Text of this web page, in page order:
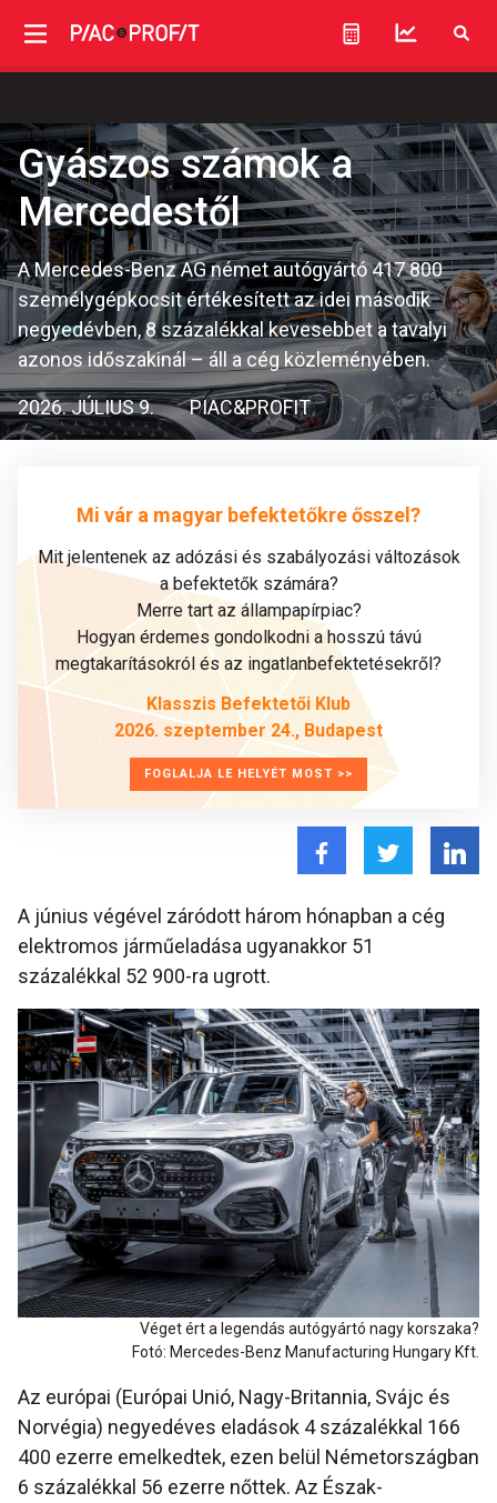
Gyászos számok a
Mercedestől
A Mercedes-Benz AG német autógyártó 417 800
személygépkocsit értékesített az idei második
negyedévben, 8 százalékkal kevesebbet a tavalyi
azonos időszakinál – áll a cég közleményében.
2026. JÚLIUS 9. PIAC&PROFIT
Mi vár a magyar befektetőkre ősszel?
Mit jelentenek az adózási és szabályozási változások
a befektetők számára?
Merre tart az állampapírpiac?
Hogyan érdemes gondolkodni a hosszú távú
megtakarításokról és az ingatlanbefektetésekről?
Klasszis Befektetői Klub
2026. szeptember 24., Budapest
FOGLALJA LE HELYÉT MOST >>
A június végével záródott három hónapban a cég
elektromos járműeladása ugyanakkor 51
százalékkal 52 900-ra ugrott.
Véget ért a legendás autógyártó nagy korszaka?
Fotó: Mercedes-Benz Manufacturing Hungary Kft.
Az európai (Európai Unió, Nagy-Britannia, Svájc és
Norvégia) negyedéves eladások 4 százalékkal 166
400 ezerre emelkedtek, ezen belül Németországban
6 százalékkal 56 ezerre nőttek. Az Észak-